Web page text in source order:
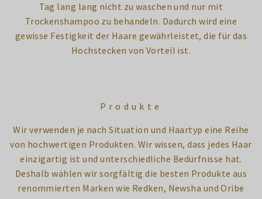
Tag lang lang nicht zu waschen und nur mit
Trockenshampoo zu behandeln. Dadurch wird eine
gewisse Festigkeit der Haare gewährleistet, die für das
Hochstecken von Vorteil ist.
Produkte
Wir verwenden je nach Situation und Haartyp eine Reihe
von hochwertigen Produkten. Wir wissen, dass jedes Haar
einzigartig ist und unterschiedliche Bedürfnisse hat.
Deshalb wählen wir sorgfältig die besten Produkte aus
renommierten Marken wie Redken, Newsha und Oribe